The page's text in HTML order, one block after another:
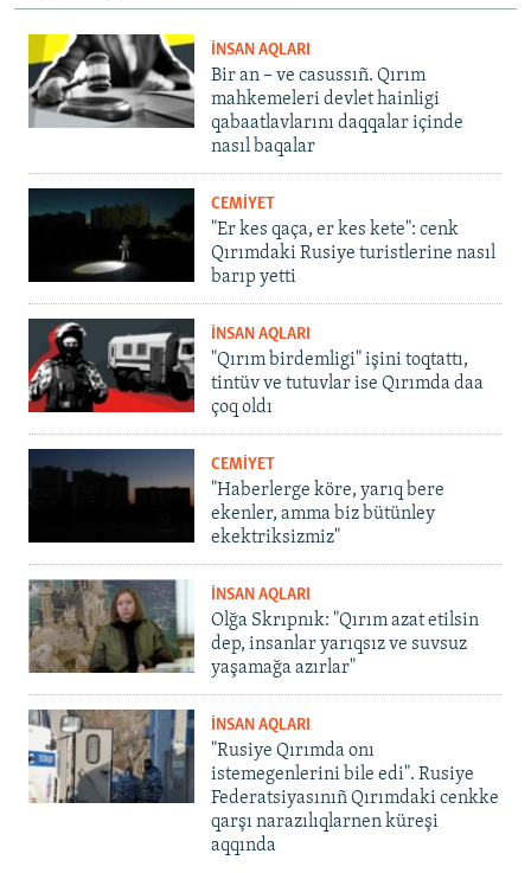
İNSAN AQLARI
Bir an – ve casussıñ. Qırım
mahkemeleri devlet hainligi
qabaatlavlarını daqqalar içinde
nasıl baqalar
CEMİYET
"Er kes qaça, er kes kete": cenk
Qırımdaki Rusiye turistlerine nasıl
barıp yetti
İNSAN AQLARI
"Qırım birdemligi" işini toqtattı,
tintüv ve tutuvlar ise Qırımda daa
çoq oldı
CEMİYET
"Haberlerge köre, yarıq bere
ekenler, amma biz bütünley
ekektriksizmiz"
İNSAN AQLARI
Olğa Skrıpnık: "Qırım azat etilsin
dep, insanlar yarıqsız ve suvsuz
yaşamağa azırlar"
İNSAN AQLARI
"Rusiye Qırımda onı
istemegenlerini bile edi". Rusiye
Federatsiyasınıñ Qırımdaki cenkke
qarşı narazılıqlarnen küreşi
aqqında